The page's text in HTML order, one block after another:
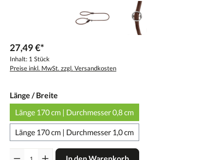
27,49 €*
Inhalt: 1 Stück
Preise inkl. MwSt. zzgl. Versandkosten
Länge / Breite
Länge 170 cm | Durchmesser 0,8 cm
Länge 170 cm | Durchmesser 1,0 cm